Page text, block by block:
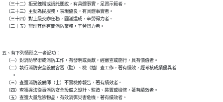
    （三十二）拒受餽贈或請託關說，有具體事實，足資示範者。
    （三十三）主動為民服務，表現優良，有具體事實者。
    （三十四）對上級交辦任務，圓滿達成，辛勞得力者。
五、有下列情形之一者記功：
    （一）對消防學術或消防工作，有發明或貢獻，經審查或施行，具有價值者。
    （二）執行消防安全設備會審（勘）、檢（抽）查工作，著有績效，經考核成績優異者
          。
    （三）查獲消防設備師（士）不實檢修報告，著有績效者。
    （四）查獲違法從事消防安全設備之設計、監造、裝置或檢修，著有績效者。
    （五）查獲大量危險物品，有效消弭災害危機，著有績效者。